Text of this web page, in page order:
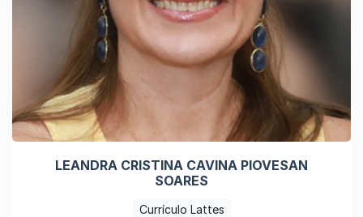
LEANDRA CRISTINA CAVINA PIOVESAN
SOARES
Currículo Lattes